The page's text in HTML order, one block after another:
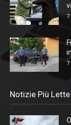
7
7
Notizie Più Lette